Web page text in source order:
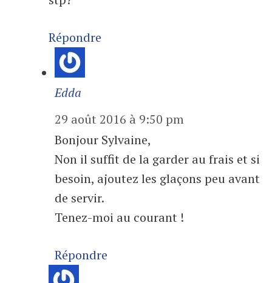
Répondre
Edda
29 août 2016 à 9:50 pm
Bonjour Sylvaine,
Non il suffit de la garder au frais et si
besoin, ajoutez les glaçons peu avant
de servir.
Tenez-moi au courant !
Répondre